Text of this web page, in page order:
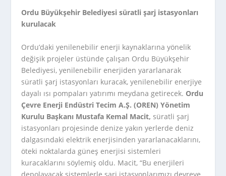
Ordu Büyükşehir Belediyesi süratli şarj istasyonları
kurulacak
Ordu’daki yenilenebilir enerji kaynaklarına yönelik
değişik projeler üstünde çalışan Ordu Büyükşehir
Belediyesi, yenilenebilir enerjiden yararlanarak
süratli şarj istasyonları kuracak, yenilenebilir enerjiye
dayalı ısı pompaları yatırımı meydana getirecek. Ordu
Çevre Enerji Endüstri Tecim A.Ş. (OREN) Yönetim
Kurulu Başkanı Mustafa Kemal Macit, süratli şarj
istasyonları projesinde denize yakın yerlerde deniz
dalgasındaki elektrik enerjisinden yararlanacaklarını,
öteki noktalarda güneş enerjisi sistemleri
kuracaklarını söylemiş oldu. Macit, “Bu enerjileri